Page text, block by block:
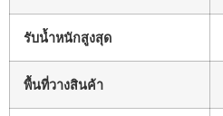
รับน้ำหนักสูงสุด
พื้นที่วางสินค้า